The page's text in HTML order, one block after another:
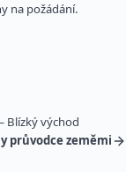
na požádání.
Blízký východ
průvodce zeměmi